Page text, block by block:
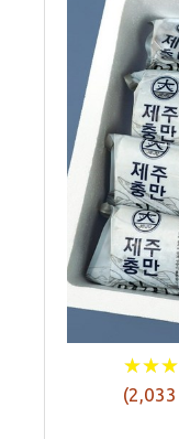
★★★
★★★
(2,033